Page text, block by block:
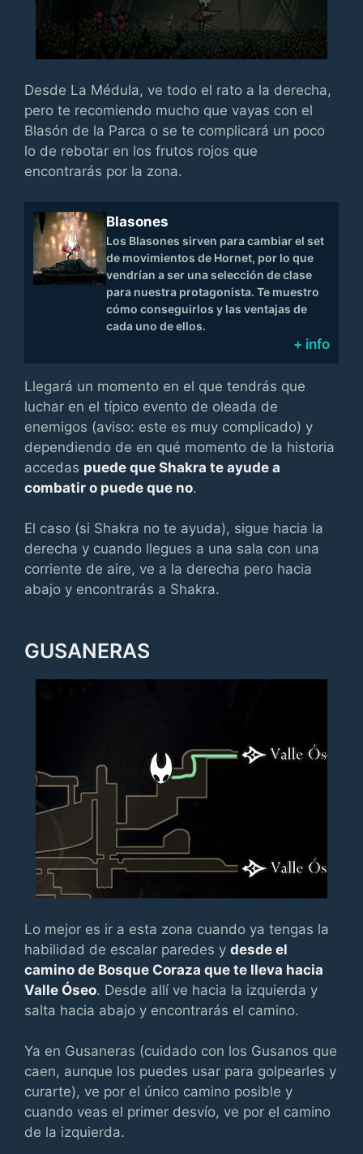
Desde La Médula, ve todo el rato a la derecha,
pero te recomiendo mucho que vayas con el
Blasón de la Parca o se te complicará un poco
lo de rebotar en los frutos rojos que
encontrarás por la zona.
Blasones
Los Blasones sirven para cambiar el set
de movimientos de Hornet, por lo que
vendrían a ser una selección de clase
para nuestra protagonista. Te muestro
cómo conseguirlos y las ventajas de
cada uno de ellos.
+ info
Llegará un momento en el que tendrás que
luchar en el típico evento de oleada de
enemigos (aviso: este es muy complicado) y
dependiendo de en qué momento de la historia
accedas puede que Shakra te ayude a
combatir o puede que no.
El caso (si Shakra no te ayuda), sigue hacia la
derecha y cuando llegues a una sala con una
corriente de aire, ve a la derecha pero hacia
abajo y encontrarás a Shakra.
GUSANERAS
Lo mejor es ir a esta zona cuando ya tengas la
habilidad de escalar paredes y desde el
camino de Bosque Coraza que te lleva hacia
Valle Óseo. Desde allí ve hacia la izquierda y
salta hacia abajo y encontrarás el camino.
Ya en Gusaneras (cuidado con los Gusanos que
caen, aunque los puedes usar para golpearles y
curarte), ve por el único camino posible y
cuando veas el primer desvío, ve por el camino
de la izquierda.